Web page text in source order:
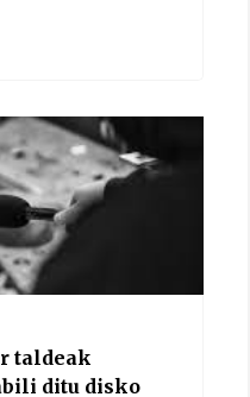
taldeak
ditu disko